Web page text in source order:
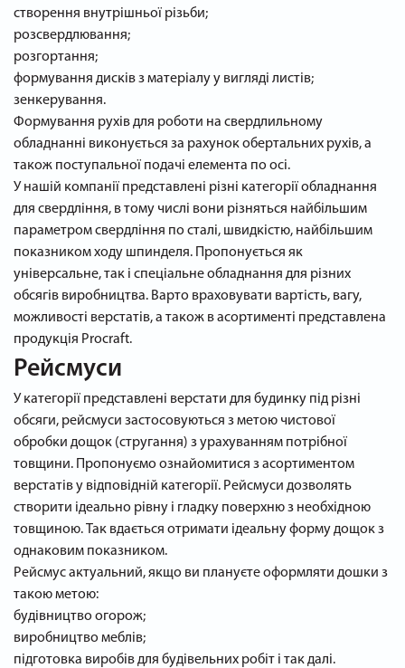
створення внутрішньої різьби;
розсвердлювання;
розгортання;
формування дисків з матеріалу у вигляді листів;
зенкерування.
Формування рухів для роботи на свердлильному
обладнанні виконується за рахунок обертальних рухів, а
також поступальної подачі елемента по осі.
У нашій компанії представлені різні категорії обладнання
для свердління, в тому числі вони різняться найбільшим
параметром свердління по сталі, швидкістю, найбільшим
показником ходу шпинделя. Пропонується як
універсальне, так і спеціальне обладнання для різних
обсягів виробництва. Варто враховувати вартість, вагу,
можливості верстатів, а також в асортименті представлена ​​
продукція Procraft.
Рейсмуси
У категорії представлені верстати для будинку під різні
обсяги, рейсмуси застосовуються з метою чистової
обробки дощок (стругання) з урахуванням потрібної
товщини. Пропонуємо ознайомитися з асортиментом
верстатів у відповідній категорії. Рейсмуси дозволять
створити ідеально рівну і гладку поверхню з необхідною
товщиною. Так вдається отримати ідеальну форму дощок з
однаковим показником.
Рейсмус актуальний, якщо ви плануєте оформляти дошки з
такою метою:
будівництво огорож;
виробництво меблів;
підготовка виробів для будівельних робіт і так далі.